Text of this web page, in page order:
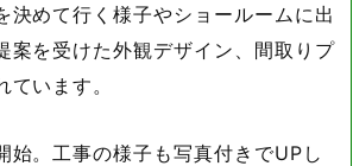
決めて行く様子やショールームに出
案を受けた外観デザイン、間取りプ
います。
始。工事の様子も写真付きでUPし